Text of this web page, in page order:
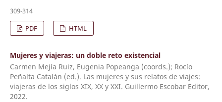
309-314
PDF
HTML
Mujeres y viajeras: un doble reto existencial
Carmen Mejía Ruiz, Eugenia Popeanga (coords.); Rocío
Peñalta Catalán (ed.). Las mujeres y sus relatos de viajes:
viajeras de los siglos XIX, XX y XXI. Guillermo Escobar Editor,
2022.